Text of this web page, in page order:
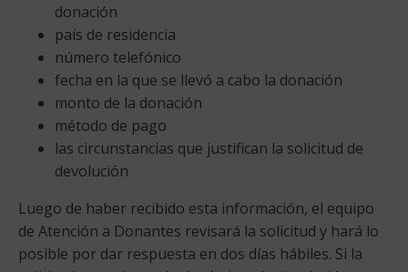
donación
país de residencia
número telefónico
fecha en la que se llevó a cabo la donación
monto de la donación
método de pago
las circunstancias que justifican la solicitud de
devolución
Luego de haber recibido esta información, el equipo
de Atención a Donantes revisará la solicitud y hará lo
posible por dar respuesta en dos días hábiles. Si la